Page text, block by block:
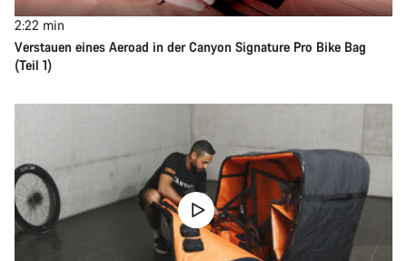
2:22 min
Verstauen eines Aeroad in der Canyon Signature Pro Bike Bag
(Teil 1)